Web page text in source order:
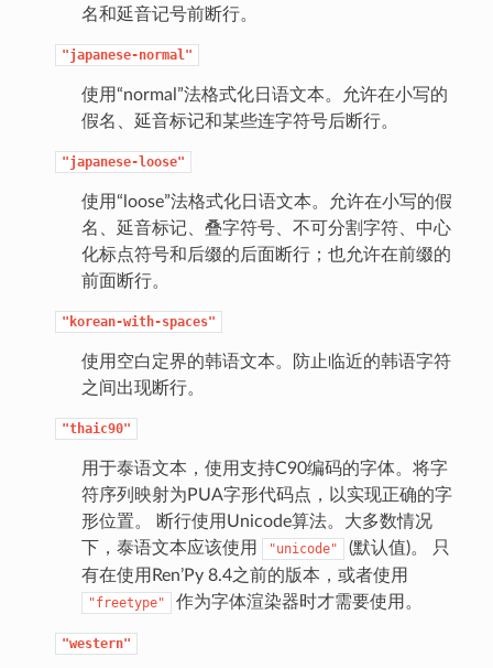
名和延音记号前断行。
"japanese-normal"
使用“normal”法格式化日语文本。允许在小写的
假名、延音标记和某些连字符号后断行。
"japanese-loose"
使用“loose”法格式化日语文本。允许在小写的假
名、延音标记、叠字符号、不可分割字符、中心
化标点符号和后缀的后面断行；也允许在前缀的
前面断行。
"korean-with-spaces"
使用空白定界的韩语文本。防止临近的韩语字符
之间出现断行。
"thaic90"
用于泰语文本，使用支持C90编码的字体。将字
符序列映射为PUA字形代码点，以实现正确的字
形位置。 断行使用Unicode算法。大多数情况
下，泰语文本应该使用
"unicode"
(默认值)。 只
有在使用Ren’Py 8.4之前的版本，或者使用
"freetype" 作为字体渲染器时才需要使用。
"western"